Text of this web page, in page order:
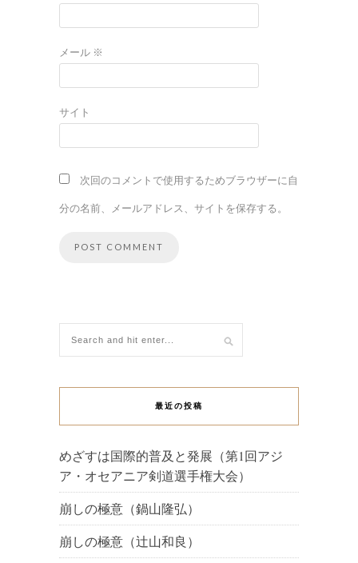
メール ※
サイト
次回のコメントで使用するためブラウザーに自
分の名前、メールアドレス、サイトを保存する。
最近の投稿
めざすは国際的普及と発展（第1回アジ
ア・オセアニア剣道選手権大会）
崩しの極意（鍋山隆弘）
崩しの極意（辻山和良）